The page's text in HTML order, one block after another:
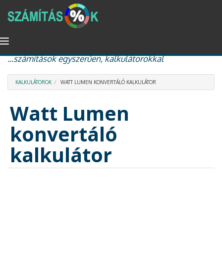
Ugrás
tartalomra
átkapcsolása
százalékszámítás, kamat és kamatos kamat, nyugdíj
...számítások egyszerűen, kalkulátorokkal
KALKULÁTOROK WATT LUMEN KONVERTÁLÓ KALKULÁTOR
Watt Lumen
konvertáló
kalkulátor